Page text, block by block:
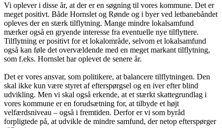
Vi oplever i disse år, at der er en søgning til vores kommune. Det er
meget positivt. Både Hornslet og Rønde og i byer ved letbanebåndet
opleves der en stærk tilflytning. Mange mindre lokalsamfund
mærker også en gryende interesse fra eventuelle nye tilflyttere.
Tilflytning er positivt for et lokalområde, selvom et lokalsamfund
også kan føle det overvældende med en meget markant tilflytning,
som f.eks. Hornslet har oplevet de senere år.
Det er vores ansvar, som politikere, at balancere tilflytningen. Den
skal ikke kun være styret af efterspørgsel og en iver efter blind
udvikling. Men vi skal også erkende, at et stærkt skattegrundlag i
vores kommune er en forudsætning for, at tilbyde et højt
velfærdsniveau – også i fremtiden. Derfor er vi som byråd
forpligtede på, at udvikle de mindre samfund, der netop efterspørger